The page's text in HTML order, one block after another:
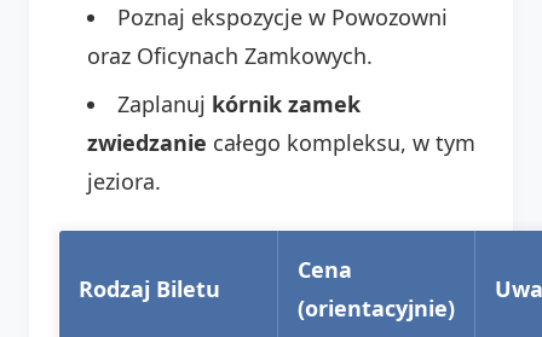
Poznaj ekspozycje w Powozowni
oraz Oficynach Zamkowych.
Zaplanuj kórnik zamek
zwiedzanie całego kompleksu, w tym
jeziora.
Rodzaj Biletu
Cena
(orientacyjnie)